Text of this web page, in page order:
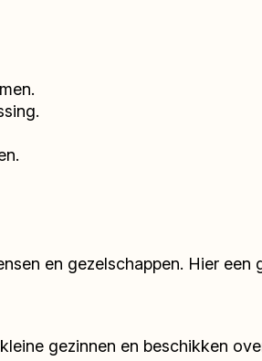
en gezelschappen. Hier een
gezinnen en beschikken